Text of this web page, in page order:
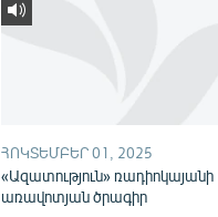
ՀՈԿՏԵՄԲԵՐ 01, 2025
«Ազատություն» ռադիոկայանի
առավոտյան ծրագիր